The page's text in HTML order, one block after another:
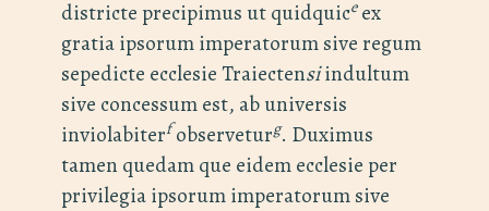
districte precipimus ut quidquiceex
gratia ipsorum imperatorum sive regum
sepedicte ecclesie Traiectensiindultum
sive concessum est, ab universis
inviolabiterfobserveturg. Duximus
tamen quedam que eidem ecclesie per
privilegia ipsorum imperatorum sive